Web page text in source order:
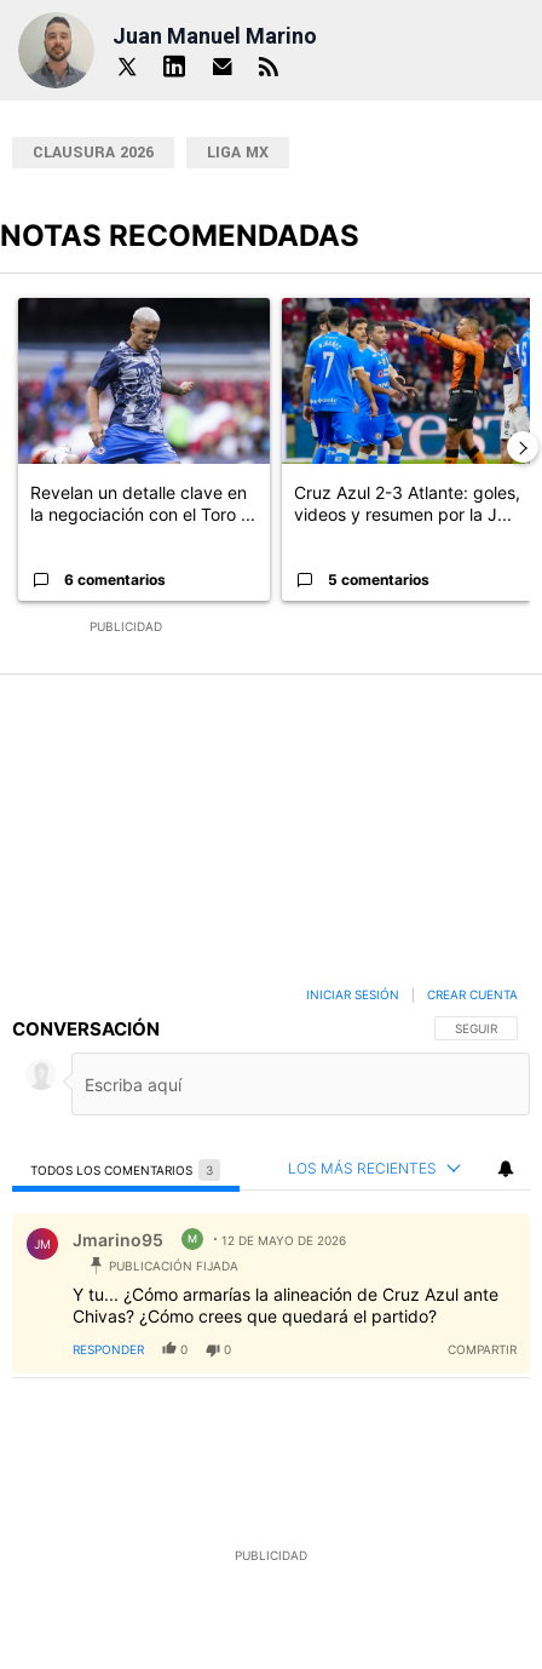
Juan Manuel Marino
CLAUSURA 2026 LIGA MX
NOTAS RECOMENDADAS
PUBLICIDAD
Un artículo de tendencia con el título "Revelan un detalle clave
Revelan un detalle clave en
la negociación con el Toro ...
6 comentarios
Un artículo de tendencia con el
Cruz Azul 2-3 Atlante: goles,
videos y resumen por la J...
5 comentarios
CONVERSACIÓN SIGA ESTA
SEGUIR
INICIAR SESIÓN CREAR CUENTA
TODOS LOS COMENTARIOS 3 LOS MÁS RECIENTES
Todos los comentarios
Comentario de Jmarino95.
JM Jmarino95 M
12 DE MAYO DE 2026
PUBLICACIÓN FIJADA
Y tu... ¿Cómo armarías la alineación de Cruz Azul ante
Chivas? ¿Cómo crees que quedará el partido?
RESPONDER 0 0 COMPARTIR
PUBLICIDAD